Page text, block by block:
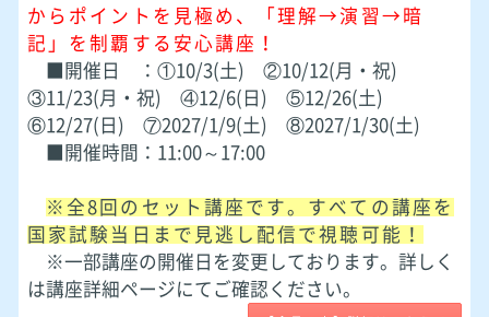
からポイントを見極め、「理解→演習→暗
記」を制覇する安心講座！
■開催日 ：①10/3(土) ②10/12(月・祝)
③11/23(月・祝) ④12/6(日) ⑤12/26(土)
⑥12/27(日) ⑦2027/1/9(土) ⑧2027/1/30(土)
■開催時間：11:00～17:00
※全8回のセット講座です。すべての講座を
国家試験当日まで見逃し配信で視聴可能！
※一部講座の開催日を変更しております。詳しく
は講座詳細ページにてご確認ください。